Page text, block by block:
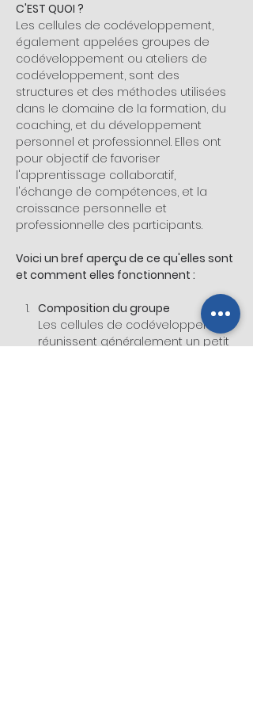
C'EST QUOI ?
Les cellules de codéveloppement,
également appelées groupes de
codéveloppement ou ateliers de
codéveloppement, sont des
structures et des méthodes utilisées
dans le domaine de la formation, du
coaching, et du développement
personnel et professionnel. Elles ont
pour objectif de favoriser
l'apprentissage collaboratif,
l'échange de compétences, et la
croissance personnelle et
professionnelle des participants.
Voici un bref aperçu de ce qu'elles sont
et comment elles fonctionnent :
Composition du groupe
Les cellules de codéveloppement
réunissent généralement un petit